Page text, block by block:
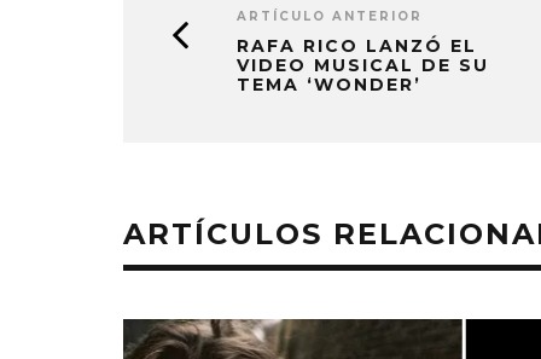
ARTÍCULO ANTERIOR
RAFA RICO LANZÓ EL
VIDEO MUSICAL DE SU
TEMA ‘WONDER’
ARTÍCULOS
EDGAR BAJO EL AGUA ABRE
‘CAMPO, PUERTA’
6 AGOSTO, 2026
GHOST
CON